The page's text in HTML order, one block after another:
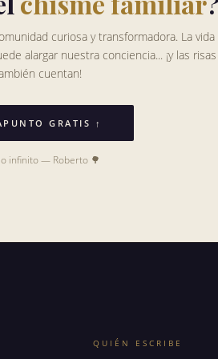
curiosa y transformadora. La vida
alargar nuestra conciencia... ¡y las risas
cuentan!
GRATIS ↑
infinito — Roberto 🌳
QUIÉN ESCRIBE